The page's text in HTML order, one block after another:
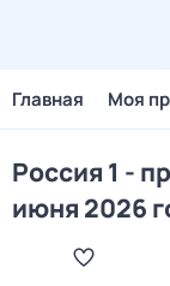
Главная Моя
Россия 1 -
июня 2026